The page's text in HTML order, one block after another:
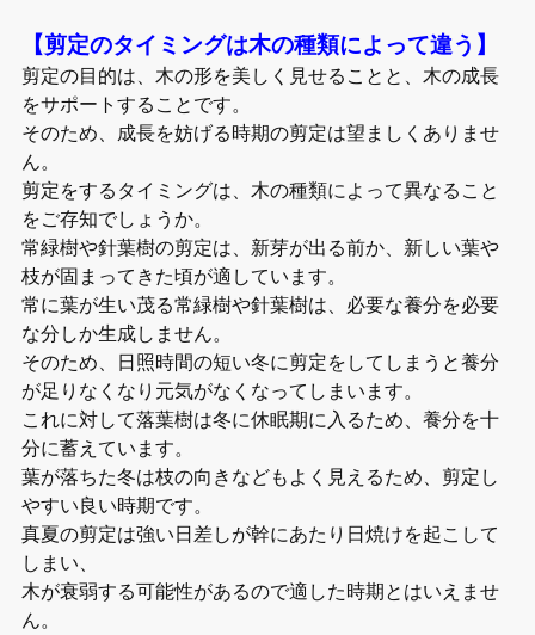
【剪定のタイミングは木の種類によって違う】
剪定の目的は、木の形を美しく見せることと、木の成長
をサポートすることです。
そのため、成長を妨げる時期の剪定は望ましくありませ
ん。
剪定をするタイミングは、木の種類によって異なること
をご存知でしょうか。
常緑樹や針葉樹の剪定は、新芽が出る前か、新しい葉や
枝が固まってきた頃が適しています。
常に葉が生い茂る常緑樹や針葉樹は、必要な養分を必要
な分しか生成しません。
そのため、日照時間の短い冬に剪定をしてしまうと養分
が足りなくなり元気がなくなってしまいます。
これに対して落葉樹は冬に休眠期に入るため、養分を十
分に蓄えています。
葉が落ちた冬は枝の向きなどもよく見えるため、剪定し
やすい良い時期です。
真夏の剪定は強い日差しが幹にあたり日焼けを起こして
しまい、
木が衰弱する可能性があるので適した時期とはいえませ
ん。